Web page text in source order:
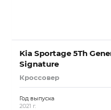
Kia Sportage 5Th
Signature
Кроссовер
Год выпуска
2021 г.